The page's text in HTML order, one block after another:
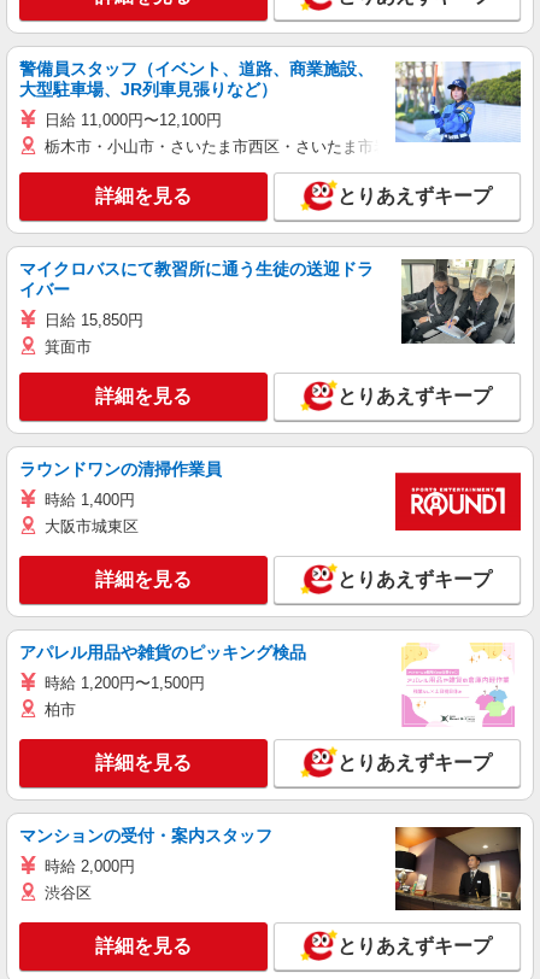
警備員スタッフ（イベント、道路、商業施設、
大型駐車場、JR列車見張りなど）
日給 11,000円〜12,100円
栃木市・小山市・さいたま市西区・さいたま市岩槻区・久喜市・蓮田
詳細を見る とりあえずキープ
マイクロバスにて教習所に通う生徒の送迎ドラ
イバー
日給 15,850円
箕面市
詳細を見る とりあえずキープ
ラウンドワンの清掃作業員
時給 1,400円
大阪市城東区
詳細を見る とりあえずキープ
アパレル用品や雑貨のピッキング検品
時給 1,200円〜1,500円
柏市
詳細を見る とりあえずキープ
マンションの受付・案内スタッフ
時給 2,000円
渋谷区
詳細を見る とりあえずキープ